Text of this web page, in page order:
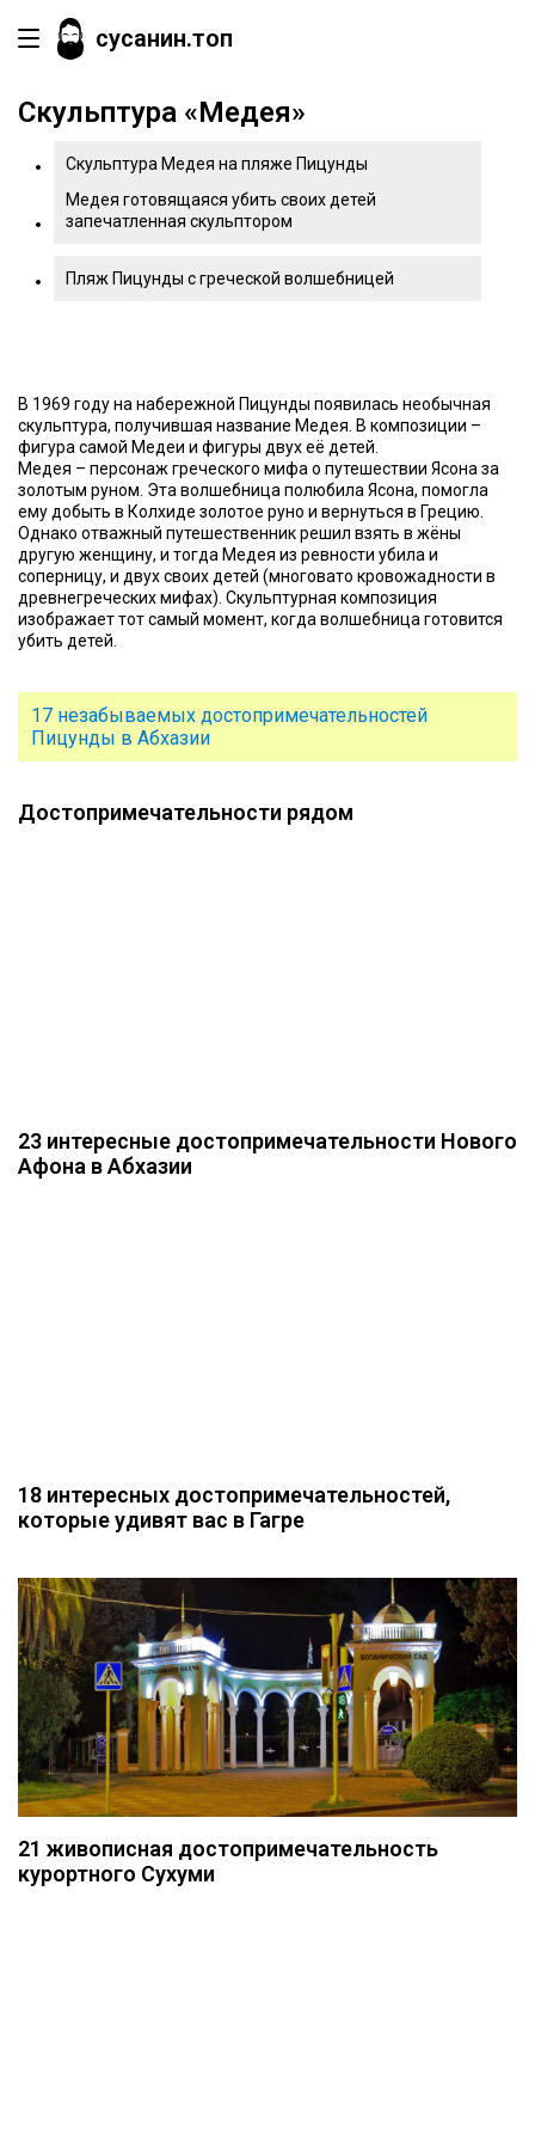
сусанин.топ
Скульптура «Медея»
Скульптура Медея на пляже Пицунды
Медея готовящаяся убить своих детей
запечатленная скульптором
Пляж Пицунды с греческой волшебницей
В 1969 году на набережной Пицунды появилась необычная
скульптура, получившая название Медея. В композиции –
фигура самой Медеи и фигуры двух её детей.
Медея – персонаж греческого мифа о путешествии Ясона за
золотым руном. Эта волшебница полюбила Ясона, помогла
ему добыть в Колхиде золотое руно и вернуться в Грецию.
Однако отважный путешественник решил взять в жёны
другую женщину, и тогда Медея из ревности убила и
соперницу, и двух своих детей (многовато кровожадности в
древнегреческих мифах). Скульптурная композиция
изображает тот самый момент, когда волшебница готовится
убить детей.
17 незабываемых достопримечательностей
Пицунды в Абхазии
Достопримечательности рядом
23 интересные достопримечательности Нового
Афона в Абхазии
18 интересных достопримечательностей,
которые удивят вас в Гагре
21 живописная достопримечательность
курортного Сухуми